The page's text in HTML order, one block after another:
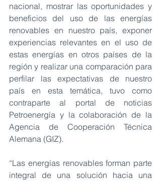
nacional, mostrar las oportunidades y
beneficios del uso de las energías
renovables en nuestro país, exponer
experiencias relevantes en el uso de
estas energías en otros países de la
región y realizar una comparación para
perfilar las expectativas de nuestro
país en esta temática, tuvo como
contraparte al portal de noticias
Petroenergía y la colaboración de la
Agencia de Cooperación Técnica
Alemana (GIZ).
“Las energías renovables forman parte
integral de una solución hacia una